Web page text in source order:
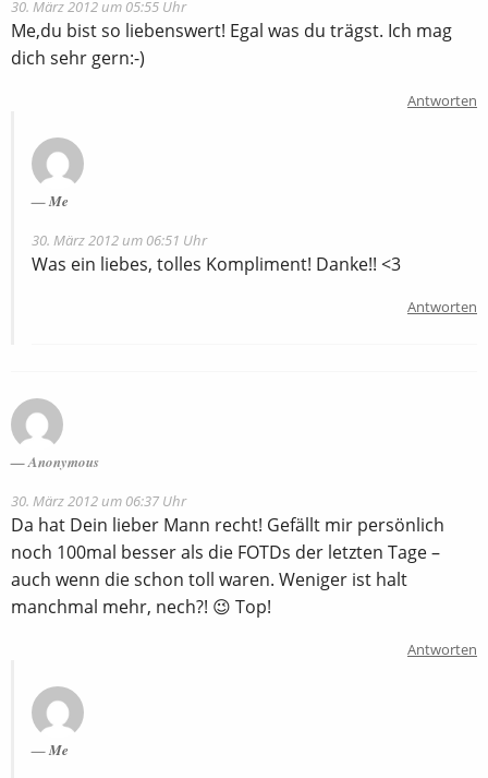
30. März 2012 um 05:55 Uhr
Me,du bist so liebenswert! Egal was du trägst. Ich mag
dich sehr gern:-)
Antworten
Me
30. März 2012 um 06:51 Uhr
Was ein liebes, tolles Kompliment! Danke!! <3
Antworten
Anonymous
30. März 2012 um 06:37 Uhr
Da hat Dein lieber Mann recht! Gefällt mir persönlich
noch 100mal besser als die FOTDs der letzten Tage –
auch wenn die schon toll waren. Weniger ist halt
manchmal mehr, nech?! 😉 Top!
Antworten
Me